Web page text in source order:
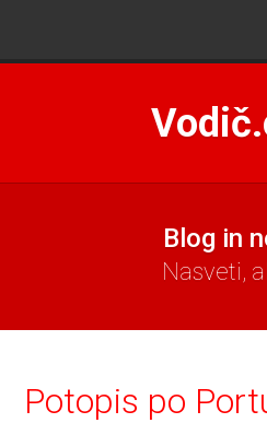
Blog in
Nasveti,
Potopis po